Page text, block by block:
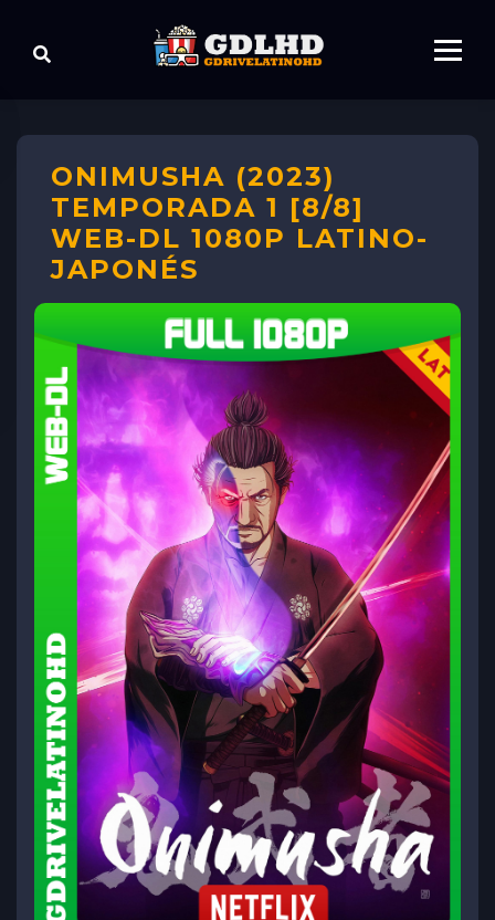
ONIMUSHA (2023)
TEMPORADA 1 [8/8]
WEB-DL 1080P LATINO-
JAPONÉS